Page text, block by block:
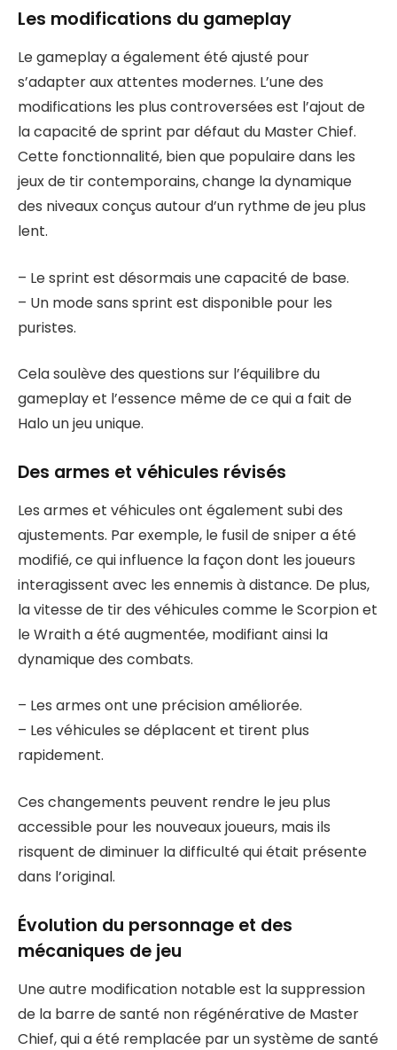
Les modifications du gameplay
Le gameplay a également été ajusté pour
s’adapter aux attentes modernes. L’une des
modifications les plus controversées est l’ajout de
la capacité de sprint par défaut du Master Chief.
Cette fonctionnalité, bien que populaire dans les
jeux de tir contemporains, change la dynamique
des niveaux conçus autour d’un rythme de jeu plus
lent.
– Le sprint est désormais une capacité de base.
– Un mode sans sprint est disponible pour les
puristes.
Cela soulève des questions sur l’équilibre du
gameplay et l’essence même de ce qui a fait de
Halo un jeu unique.
Des armes et véhicules révisés
Les armes et véhicules ont également subi des
ajustements. Par exemple, le fusil de sniper a été
modifié, ce qui influence la façon dont les joueurs
interagissent avec les ennemis à distance. De plus,
la vitesse de tir des véhicules comme le Scorpion et
le Wraith a été augmentée, modifiant ainsi la
dynamique des combats.
– Les armes ont une précision améliorée.
– Les véhicules se déplacent et tirent plus
rapidement.
Ces changements peuvent rendre le jeu plus
accessible pour les nouveaux joueurs, mais ils
risquent de diminuer la difficulté qui était présente
dans l’original.
Évolution du personnage et des
mécaniques de jeu
Une autre modification notable est la suppression
de la barre de santé non régénérative de Master
Chief, qui a été remplacée par un système de santé